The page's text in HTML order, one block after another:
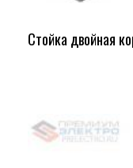
Стойка двойная